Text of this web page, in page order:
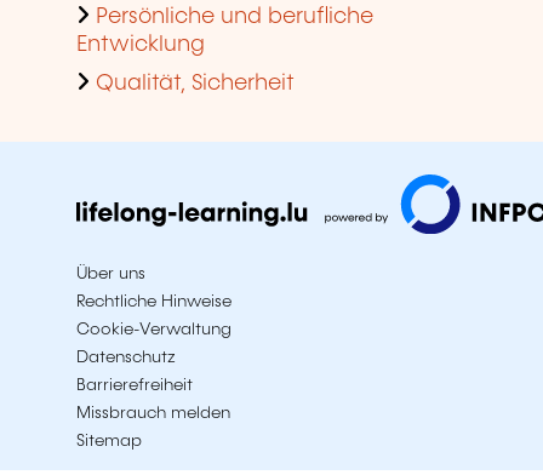
Persönliche und berufliche
Entwicklung
Qualität, Sicherheit
Über uns
Rechtliche Hinweise
Cookie-Verwaltung
Datenschutz
Barrierefreiheit
Missbrauch melden
Sitemap